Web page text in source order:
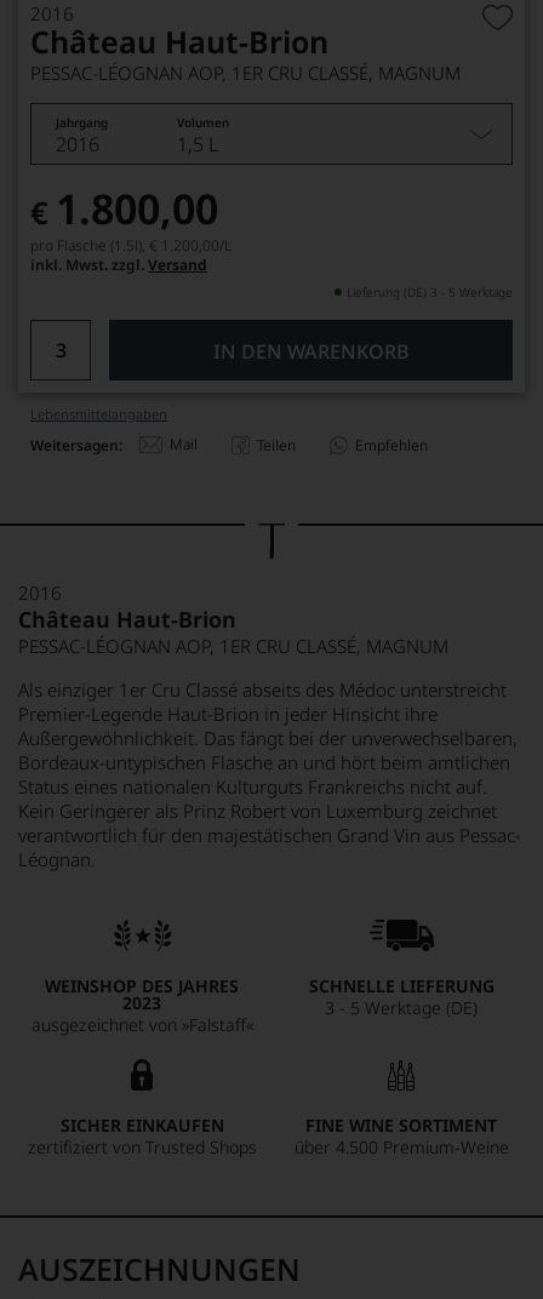
2016
Château Haut-Brion
PESSAC-LÉOGNAN AOP, 1ER CRU CLASSÉ, MAGNUM
Jahrgang Volumen
2016 1,5 L
€ 1.800,00
pro Flasche (1.5l), € 1.200,00/L
inkl. Mwst. zzgl. Versand
Lieferung (DE) 3 - 5 Werktage
IN DEN WARENKORB
Lebensmittel­angaben
Weitersagen: Mail Teilen Empfehlen
2016
Château Haut-Brion
PESSAC-LÉOGNAN AOP, 1ER CRU CLASSÉ, MAGNUM
Als einziger 1er Cru Classé abseits des Médoc unterstreicht
Premier-Legende Haut-Brion in jeder Hinsicht ihre
Außergewöhnlichkeit. Das fängt bei der unverwechselbaren,
Bordeaux-untypischen Flasche an und hört beim amtlichen
Status eines nationalen Kulturguts Frankreichs nicht auf.
Kein Geringerer als Prinz Robert von Luxemburg zeichnet
verantwortlich für den majestätischen Grand Vin aus Pessac-
Léognan.
WEINSHOP DES JAHRES
2023
ausgezeichnet von »Falstaff«
SCHNELLE LIEFERUNG
3 - 5 Werktage (DE)
SICHER EINKAUFEN
zertifiziert von Trusted Shops
FINE WINE SORTIMENT
über 4.500 Premium-Weine
AUSZEICHNUNGEN